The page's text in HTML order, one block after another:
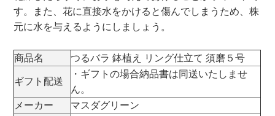
す。また、花に直接水をかけると傷んでしまうため、株
元に水を与えるようにしましょう。
商品名 つるバラ 鉢植え リング仕立て 須磨５号
ギフト配送
・ギフトの場合納品書は同送いたしませ
ん。
メーカー
マスダグリーン